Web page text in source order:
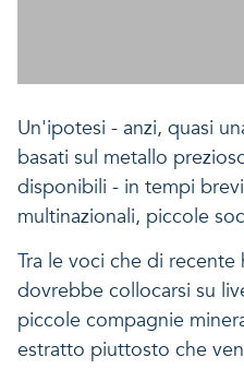
Un'ipotesi - anzi, quasi
basati sul metallo
disponibili - in tempi
multinazionali, piccole
Tra le voci che di
dovrebbe collocarsi su
piccole compagnie
estratto piuttosto che